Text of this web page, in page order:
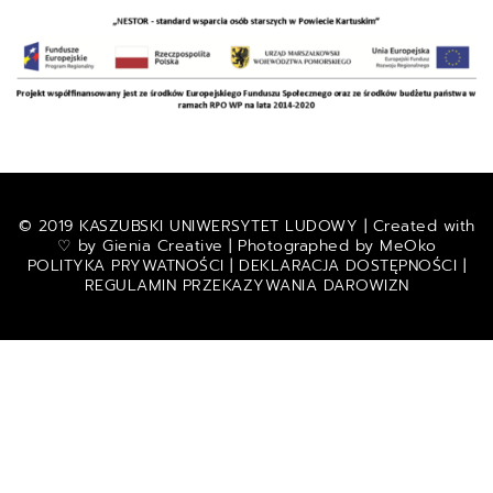
© 2019 KASZUBSKI UNIWERSYTET LUDOWY | Created with
♡ by Gienia Creative | Photographed by MeOko
POLITYKA PRYWATNOŚCI| DEKLARACJA DOSTĘPNOŚCI |
REGULAMIN PRZEKAZYWANIA DAROWIZN